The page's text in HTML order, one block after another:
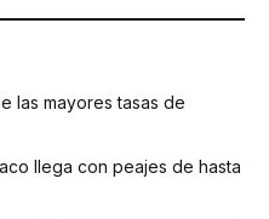
las mayores tasas de
llega con peajes de hasta